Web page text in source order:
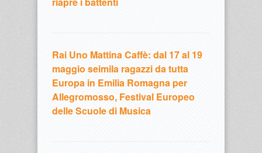
Rai Uno Mattina Caffè: dal 17 al 19
maggio seimila ragazzi da tutta
Europa in Emilia Romagna per
Allegromosso, Festival Europeo
delle Scuole di Musica